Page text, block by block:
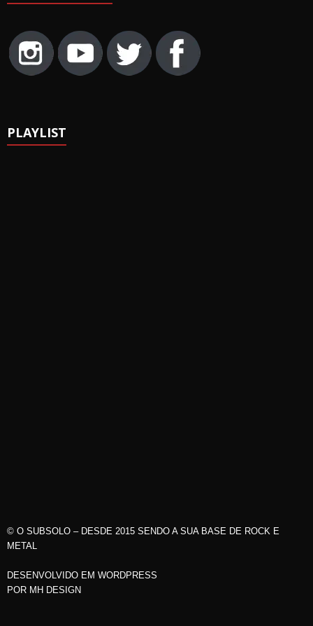
PLAYLIST
© O SUBSOLO – DESDE 2015 SENDO A SUA BASE DE ROCK E
METAL
DESENVOLVIDO EM WORDPRESS
POR MH DESIGN